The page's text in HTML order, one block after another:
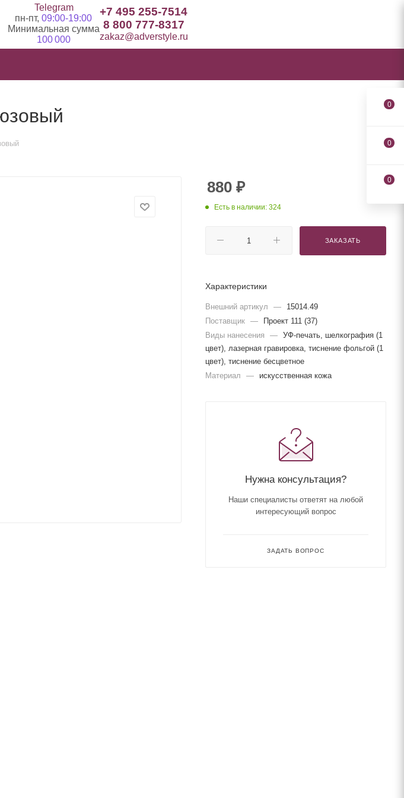
Telegram
пн-пт, 09:00-19:00
Минимальная сумма
100 000
+7 495 255-7514
8 800 777-8317
zakaz@adverstyle.ru
880 ₽
Есть в наличии: 324
ЗАКАЗАТЬ
Характеристики
Внешний артикул —
15014.49
Поставщик —
Проект 111 (37)
Виды нанесения
— УФ-печать, шелкография (1
цвет), лазерная гравировка, тиснение фольгой (1
цвет), тиснение бесцветное
Материал
— искусственная кожа
Нужна консультация?
Наши специалисты ответят на любой
интересующий вопрос
ЗАДАТЬ ВОПРОС
0
0
0